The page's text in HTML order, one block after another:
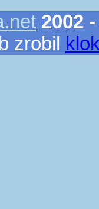
2002
zrobil